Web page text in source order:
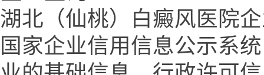
湖北（仙桃）白癜风医院
国家企业信用信息公示系